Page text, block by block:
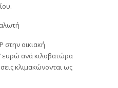
οικιακή
ευρώ ανά κιλοβατώρα
κλιμακώνονται ως